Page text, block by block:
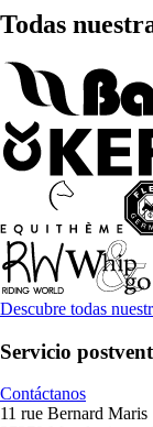
Todas
Descubre todas
Servicio
Contáctanos
11 rue Bernard Maris